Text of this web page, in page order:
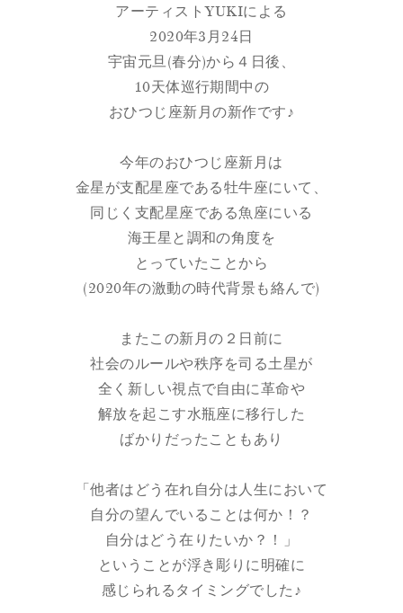
アーティストYUKIによる
2020年3月24日
宇宙元旦(春分)から４日後、
10天体巡行期間中の
おひつじ座新月の新作です♪
今年のおひつじ座新月は
金星が支配星座である牡牛座にいて、
同じく支配星座である魚座にいる
海王星と調和の角度を
とっていたことから
(2020年の激動の時代背景も絡んで)
またこの新月の２日前に
社会のルールや秩序を司る土星が
全く新しい視点で自由に革命や
解放を起こす水瓶座に移行した
ばかりだったこともあり
「他者はどう在れ自分は人生において
自分の望んでいることは何か！？
自分はどう在りたいか？！」
ということが浮き彫りに明確に
感じられるタイミングでした♪